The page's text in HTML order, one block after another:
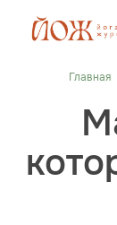
Главная